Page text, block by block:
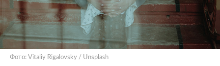
Фото: Vitaliy Rigalovsky / Unsplash